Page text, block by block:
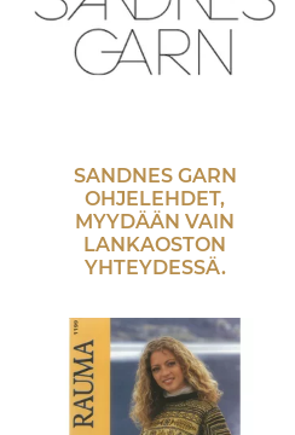
SANDNES GARN
OHJELEHDET,
MYYDÄÄN VAIN
LANKAOSTON
YHTEYDESSÄ.